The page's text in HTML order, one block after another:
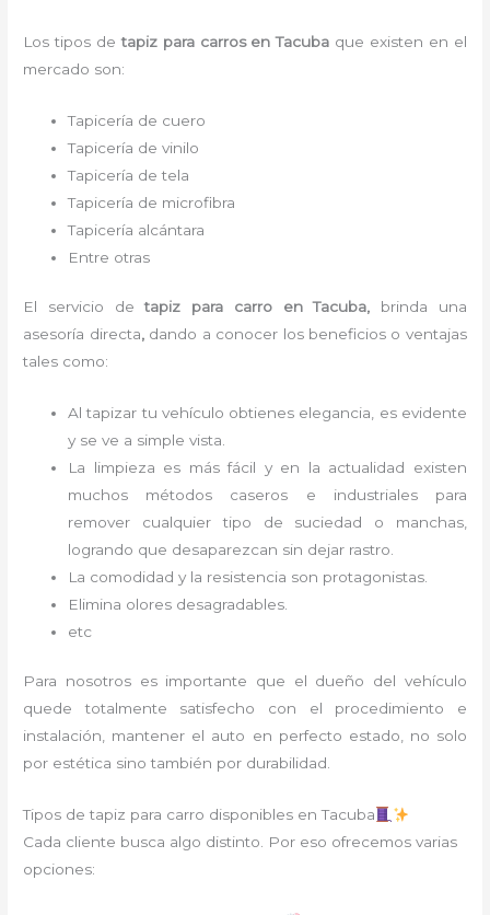
Los tipos detapiz para carrosen Tacuba que existen en el
mercado son:
Tapicería de cuero
Tapicería de vinilo
Tapicería de tela
Tapicería de microfibra
Tapicería alcántara
Entre otras
El servicio detapiz para carroen Tacuba, brinda una
asesoría directa, dando a conocer los beneficios o ventajas
tales como:
Al tapizar tu vehículo obtienes elegancia, es evidente
y se ve a simple vista.
La limpieza es más fácil y en la actualidad existen
muchos métodos caseros e industriales para
remover cualquier tipo de suciedad o manchas,
logrando que desaparezcan sin dejar rastro.
La comodidad y la resistencia son protagonistas.
Elimina olores desagradables.
etc
Para nosotros es importante que el dueño del vehículo
quede totalmente satisfecho con el procedimiento e
instalación, mantener el auto en perfecto estado, no solo
por estética sino también por durabilidad.
Tipos de tapiz para carro disponibles en Tacuba
Cada cliente busca algo distinto. Por eso ofrecemos varias
opciones: